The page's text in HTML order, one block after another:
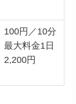
100円／10分
最大料金1日
2,200円